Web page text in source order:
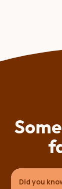
Did you